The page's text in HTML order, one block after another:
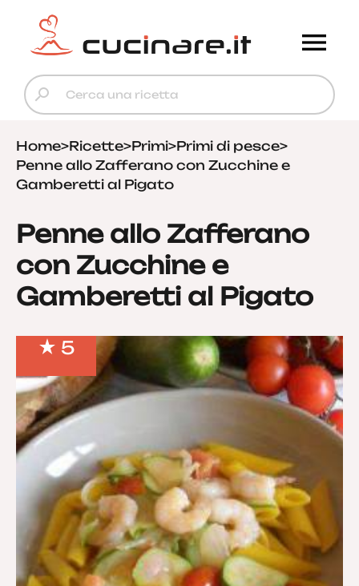
Home>Ricette>Primi>Primi di pesce>
Penne allo Zafferano con Zucchine e
Gamberetti al Pigato
Penne allo Zafferano
con Zucchine e
Gamberetti al Pigato
5